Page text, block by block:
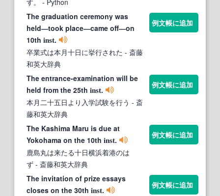
す。
- Python
The graduation ceremony was
held―took place―came off―on
10th inst.
卒業式は本月十日に挙行された - 斎藤
和英大辞典
例文帳に追加
The entrance-examination will be
held from the 25th inst.
本月二十五日より入学試験を行う - 斎
藤和英大辞典
例文帳に追加
The Kashima Maru is due at
Yokohama on the 10th inst.
鹿島丸は来たる十日横浜着港のは
ず - 斎藤和英大辞典
例文帳に追加
The invitation of prize essays
closes on the 30th inst.
例文帳に追加